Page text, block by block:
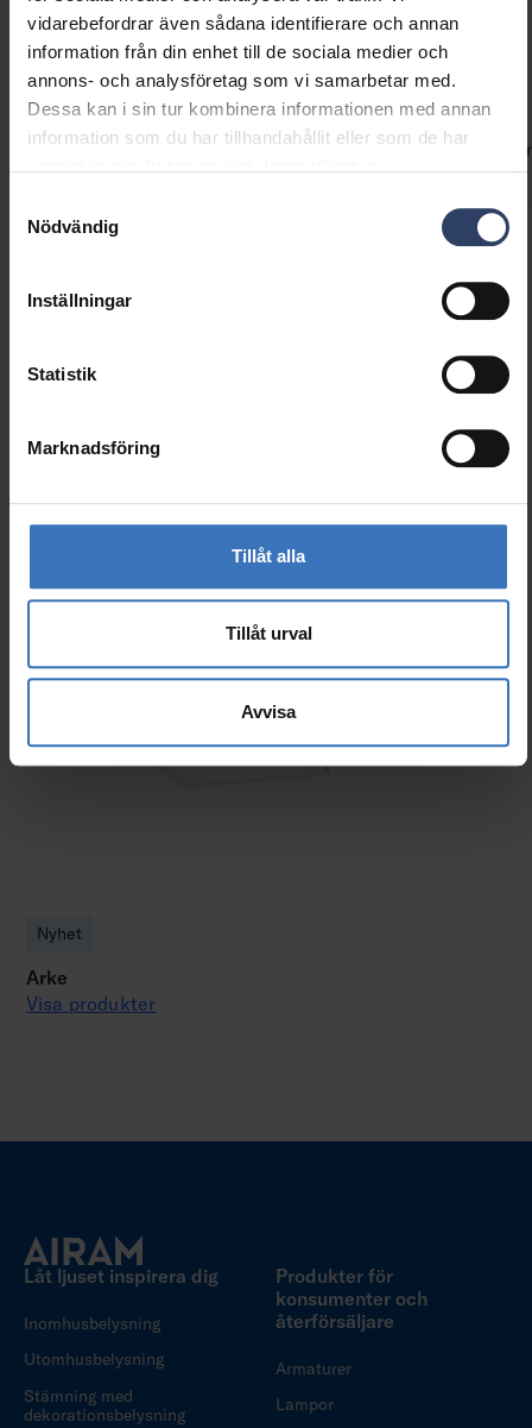
vidarebefordrar även sådana identifierare och annan
information från din enhet till de sociala medier och
annons- och analysföretag som vi samarbetar med.
Dessa kan i sin tur kombinera informationen med annan
information som du har tillhandahållit eller som de har
Nödvändig
Inställningar
Statistik
Marknadsföring
Tillåt alla
Tillåt urval
Avvisa
/ 6500 K) med knappen med cirkelpil. Enkel
utanpåliggande installation! Strömkällan har en
ledning som takets kablar ansluts till.
Teknisk information
Koder Produktversioner Nedladdningar Teknisk
Kod
Liknande produkter
Nyhet
Arke
Visa produkter
Låt ljuset inspirera dig
Inomhusbelysning
Utomhusbelysning
Stämning med
dekorationsbelysning
Produkter för
konsumenter och
återförsäljare
Armaturer
Lampor